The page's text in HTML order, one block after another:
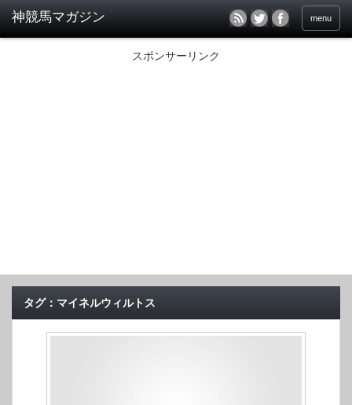
menu
スポンサーリンク
タグ：マイネルウィルトス